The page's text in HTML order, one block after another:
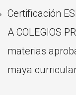
Certificación
A COLEGIOS
materias
maya